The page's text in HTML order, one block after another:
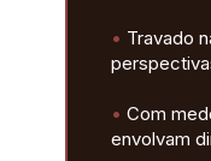
• Travado
• Com
envolvam